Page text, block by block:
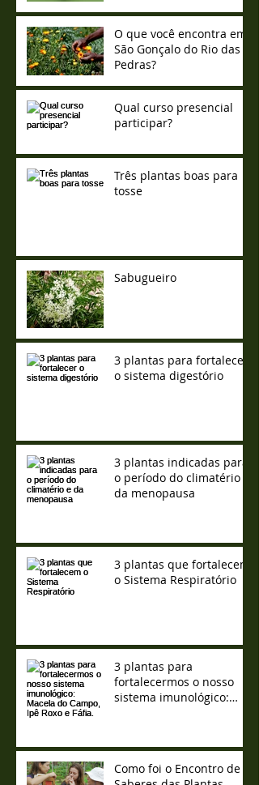
O que você encontra em
São Gonçalo do Rio das
Pedras?
Qual curso presencial
participar?
Três plantas boas para
tosse
Sabugueiro
3 plantas para fortalecer
o sistema digestório
3 plantas indicadas para
o período do climatério e
da menopausa
3 plantas que fortalecem
o Sistema Respiratório
3 plantas para
fortalecermos o nosso
sistema imunológico:
Como foi o Encontro de